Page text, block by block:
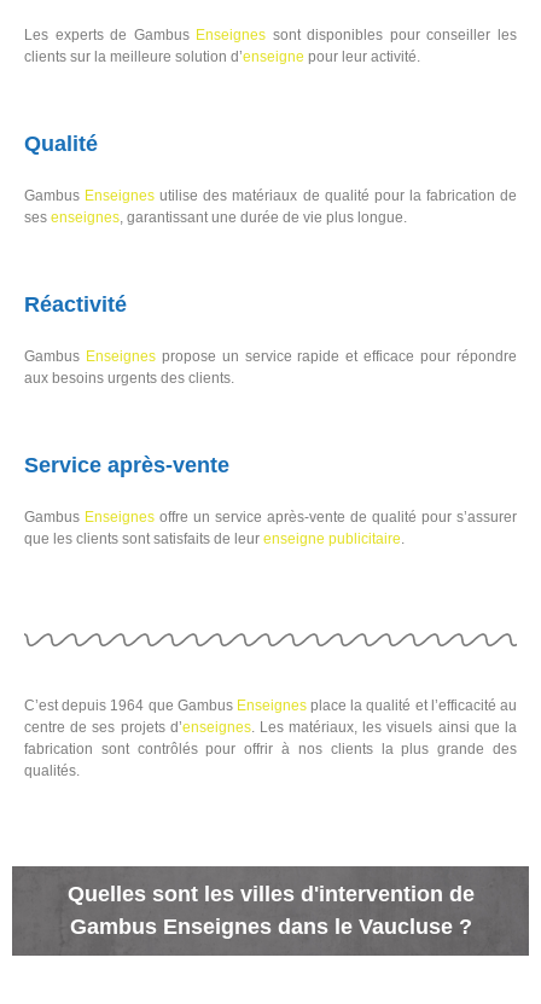
Les experts de Gambus Enseignes sont disponibles pour conseiller les
clients sur la meilleure solution d’enseigne pour leur activité.
Qualité
Gambus Enseignes utilise des matériaux de qualité pour la fabrication de
ses enseignes, garantissant une durée de vie plus longue.
Réactivité
Gambus Enseignespropose un service rapide et efficace pour répondre
aux besoins urgents des clients.
Service après-vente
Gambus Enseignes offre un service après-vente de qualité pour s’assurer
que les clients sont satisfaits de leur enseigne publicitaire.
C’est depuis 1964 que Gambus Enseignesplace la qualité et l’efficacité au
centre de ses projets d’enseignes. Les matériaux, les visuels ainsi que la
fabrication sont contrôlés pour offrir à nos clients la plus grande des
qualités.
Quelles sont les villes d'intervention de
Gambus Enseignes dans le Vaucluse ?